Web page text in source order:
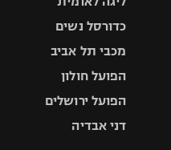
כדורסל נשים
מכבי תל אביב
הפועל חולון
הפועל ירושלים
דני אבדיה